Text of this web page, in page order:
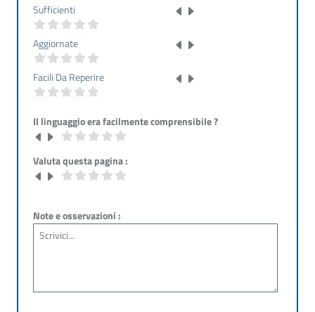
Sufficienti
Aggiornate
Facili Da Reperire
Il linguaggio era facilmente comprensibile ?
Valuta questa pagina :
Note e osservazioni :